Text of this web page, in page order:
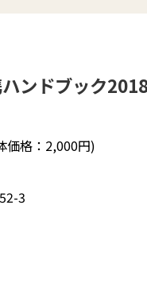
ンドブック
価格：2,000円)
3